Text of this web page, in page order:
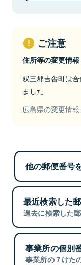
ご注意
住所等の変更情報
双三郡吉舎町は
ました
広島県の変更情
他の郵便番号
最近検索した
過去に検索した
事業所の個別
事業所の７けた